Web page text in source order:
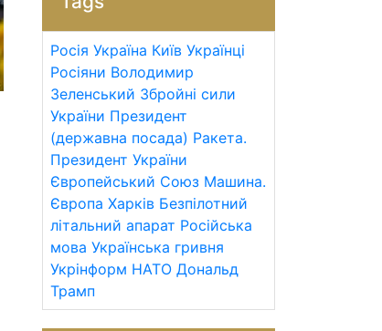
Росія Україна Київ Українці
Росіяни Володимир
Зеленський Збройні сили
України Президент
(державна посада) Ракета.
Президент України
Європейський Союз Машина.
Європа Харків Безпілотний
літальний апарат Російська
мова Українська гривня
Укрінформ НАТО Дональд
Трамп